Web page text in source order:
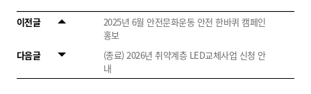
이전글
2025년 6월 안전문화운동 안전 한바퀴 캠페인
홍보
다음글
(종료) 2026년 취약계층 LED교체사업 신청 안
내